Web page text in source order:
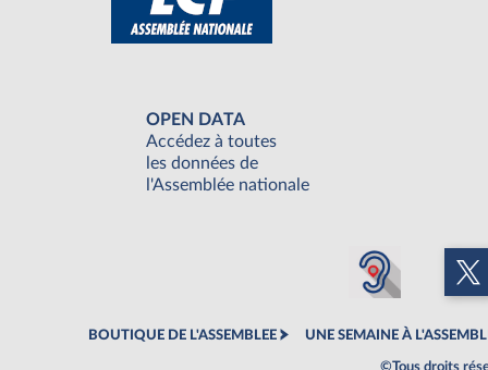
OPEN DATA
Accédez à toutes
les données de
l'Assemblée nationale
BOUTIQUE DE L'ASSEMBLEE UNE SEMAINE À
©Tous droits